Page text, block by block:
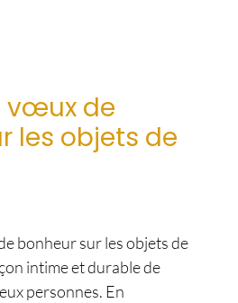
vœux de
les objets de
bonheur sur les objets de
intime et durable de
personnes. En